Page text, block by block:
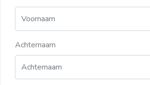
Achternaam